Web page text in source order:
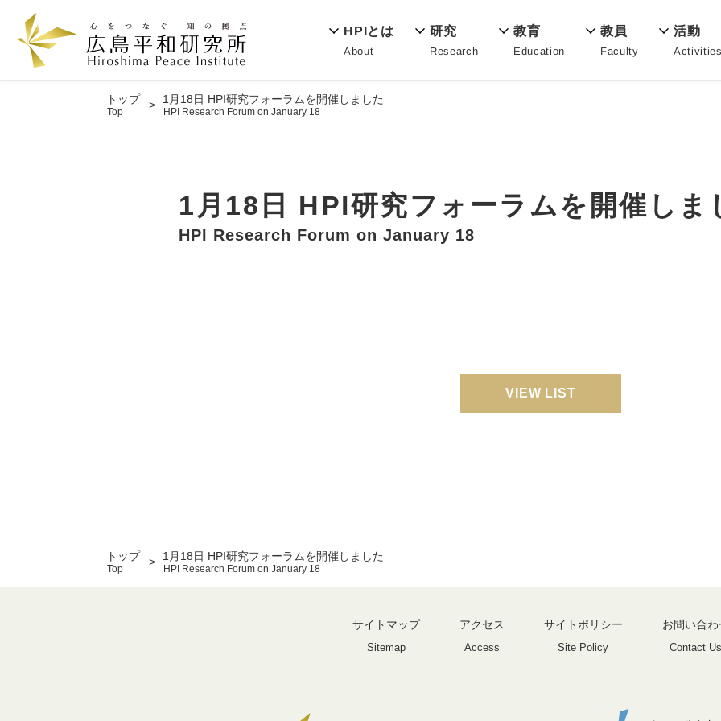
HPIとは
About
研究
Research
教育
Education
教員
Faculty
活動
トップ
Top
1月18日 HPI研究フォーラムを開催しました
HPI Research Forum on January 18
1月18日 HPI研究フォーラムを開催しま
HPI Research Forum on January 18
VIEW LIST
トップ
Top
1月18日 HPI研究フォーラムを開催しました
HPI Research Forum on January 18
サイトマップ
Sitemap
アクセス
Access
サイトポリシー
Site Policy
お問い合わ
Contact Us